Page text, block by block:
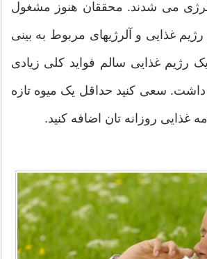
می شدند. محققان هنوز مشغول
غذایی و آلرژیهای مربوط به بینی
رژیم غذایی سالم فواید کلی زیادی
داشت. سعی کنید حداقل یک میوه تازه
غذایی روزانه تان اضافه کنید.